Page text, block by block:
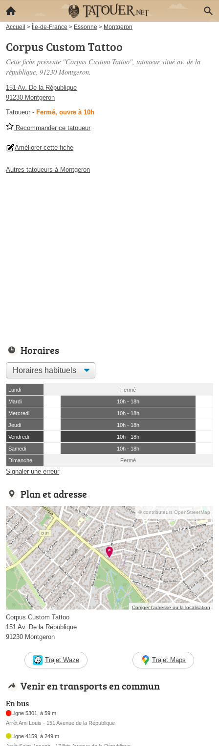
Accueil > Île-de-France > Essonne > Montgeron
Corpus Custom Tattoo
Cette fiche présente "Corpus Custom Tattoo", tatoueur situé av. de la
république, 91230 Montgeron.
151 Av. De la République
91230 Montgeron
Tatoueur - Fermé, ouvre à 10h
Recommander ce tatoueur
Améliorer cette fiche
Autres tatoueurs à Montgeron
Horaires
Lundi
Fermé
Mardi
10h - 18h
Mercredi
10h - 18h
Jeudi
10h - 18h
Vendredi
10h - 18h
Samedi
10h - 18h
Dimanche
Fermé
Signaler une erreur
Plan et adresse
© contributeurs OpenStreetMap
Corriger l’adresse ou la localisation
Corpus Custom Tattoo
151 Av. De la République
91230 Montgeron
Trajet Waze Trajet Maps
Venir en transports en commun
En bus
Ligne 5301, à 59 m
Arrêt Ami Louis - 151 Avenue de la République
Ligne 4159, à 249 m